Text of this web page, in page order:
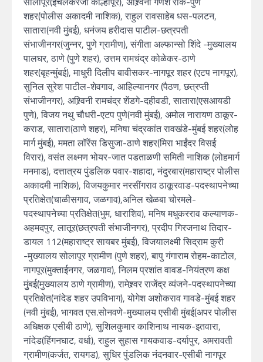
शहर(पोलीस अकादमी नाशिक), राहुल रावसाहेब धस-पलटन,
सातारा(नवी मुंबई), धनंजय हरीदास पाटील-छत्रपती
संभाजीनगर(जुन्नर, पुणे ग्रामीण), संगीता अल्फान्सो शिंदे -मुख्यालय
पालघर, ठाणे (पुणे शहर), उत्तम रामचंद्र कोळेकर-ठाणे
शहर(बृहन्मुंबई), माधुरी दिलीप बावीसकर-नागपूर शहर (एटप नागपूर),
सुनिल सुरेश पाटील-शेवगाव, आहिल्यानगर (पैठण, छत्रप्ती
संभाजीनगर), अश्र्विनी रामचंद्र शेंडगे-दहीवडी, सातारा(एसआयडी
पुणे), विजय नथु चौधरी-एटप पुणे(नवी मुंबई), अमोल नारायण ठाकूर-
कराड, सातारा(ठाणे शहर), मनिषा चंद्रकांत रावखंडे-मुंबई शहर(लोह
मार्ग मुंबई), ममता लॉरेंस डिसुजा-ठाणे शहर(मिरा भाईंदर विसई
विरार), वसंत लक्ष्मण भोयर-जात पडताळणी समिती नाशिक (लोहमार्ग
मनमाड), दत्तात्रय पुंडलिक पवार-शहादा, नंदुरबार(महाराष्ट्र पोलीस
अकादमी नाशिक), विजयकुमार नरसींगराव ठाकूरवाड-पदस्थापनेच्या
प्रतिक्षेत(चाळीसगाव, जळगाव),अनिल खेळबा चोरमले-
पदस्थापनेच्या प्रतिक्षेत(भुम, धाराशिव), मनिष मधुकरराव कल्याणक-
अहमदपुर, लातूर(छत्रपती संभाजीनगर), प्रदीप गिरजनाथ तिदार-
डायल 112(महाराष्ट्र सायबर मुंबई), विजयालक्ष्मी सिद्राम कुरी
-मुख्यालय सोलापूर ग्रामीण (पुणे शहर), बापु गंगाराम रोहम-काटोल,
नागपूर(मुक्ताईनगर, जळगाव), निलम प्रशांत वावड-नियंत्रण कक्ष
मुुंबई(मुख्यालय ठाणे ग्रामीण), रामेश्र्वर राजेंद्र व्यंजने-पदस्थापनेच्या
प्रतिक्षेत(नांदेड शहर उपविभाग), योगेश अशोकराव गावडे-मुंबई शहर
(नवी मुंबई), भागवत एस.सोनवणे-मुख्यालय एसीबी मुंबई(अपर पोलीस
अधिक्षक एसीबी ठाणे), सुशिलकुमार काशिनाथ नायक-इतवारा,
नांदेड(हिंगनघाट, वर्धा), राहुल सुहास गायकवाड-दर्यापुर, अमरावती
ग्रामीण(कर्जत, रायगड), सुधिर पुंडलिक नंदनवार-एसीबी नागपूर